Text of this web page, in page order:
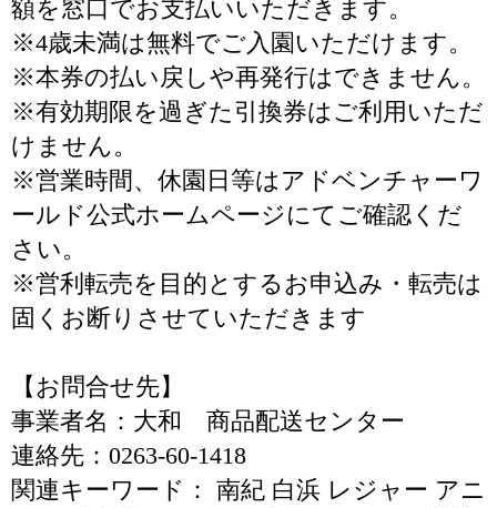
額を窓口でお支払いいただきます。
※4歳未満は無料でご入園いただけます。
※本券の払い戻しや再発行はできません。
※有効期限を過ぎた引換券はご利用いただ
けません。
※営業時間、休園日等はアドベンチャーワ
ールド公式ホームページにてご確認くだ
さい。
※営利転売を目的とするお申込み・転売は
固くお断りさせていただきます
【お問合せ先】
事業者名：大和 商品配送センター
連絡先：0263-60-1418
関連キーワード： 南紀 白浜 レジャー アニ